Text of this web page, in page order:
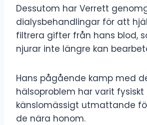
Dessutom har Verrett
dialysbehandlingar för att
filtrera gifter från hans blod,
njurar inte längre kan
Hans pågående kamp med
hälsoproblem har varit fysiskt
känslomässigt utmattande
de nära honom.